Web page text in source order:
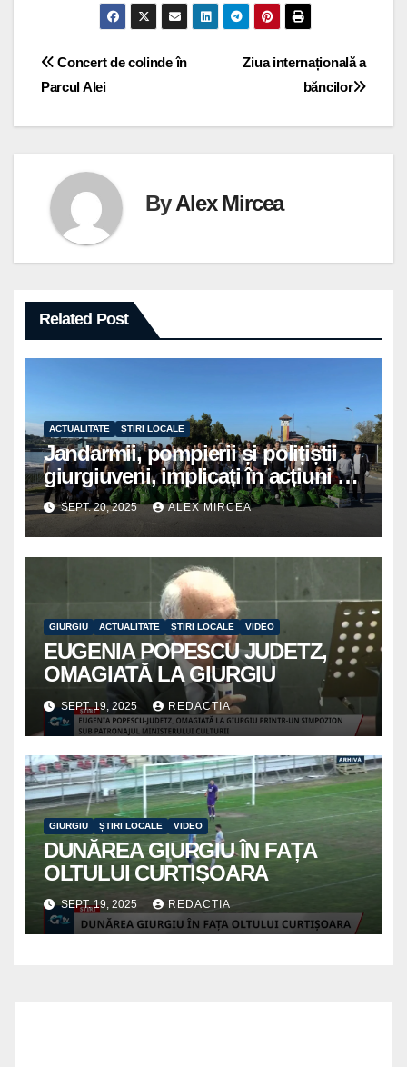
Navigare
Ziua internațională a
băncilor
Concert de colinde în
Parcul Alei
ByAlex Mircea
Related Post
ACTUALITATE ȘTIRI LOCALE
Jandarmii, pompierii și polițiștii
giurgiuveni, implicați în acțiuni de
voluntariat pentru un oraș mai
curat
SEPT. 20, 2025 ALEX MIRCEA
GIURGIU ACTUALITATE ȘTIRI LOCALE VIDEO
EUGENIA POPESCU JUDETZ,
OMAGIATĂ LA GIURGIU
SEPT. 19, 2025 REDACTIA
GIURGIU ȘTIRI LOCALE VIDEO
DUNĂREA GIURGIU ÎN FAȚA
OLTULUI CURTIȘOARA
SEPT. 19, 2025 REDACTIA